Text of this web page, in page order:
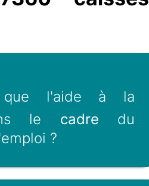
que l'aide à la
le cadre du
?